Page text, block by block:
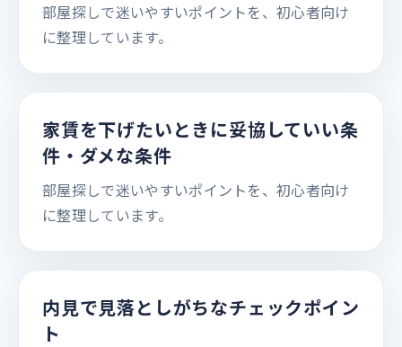
部屋探しで迷いやすいポイントを、初心者向け
に整理しています。
家賃を下げたいときに妥協していい条
件・ダメな条件
部屋探しで迷いやすいポイントを、初心者向け
に整理しています。
内見で見落としがちなチェックポイン
ト